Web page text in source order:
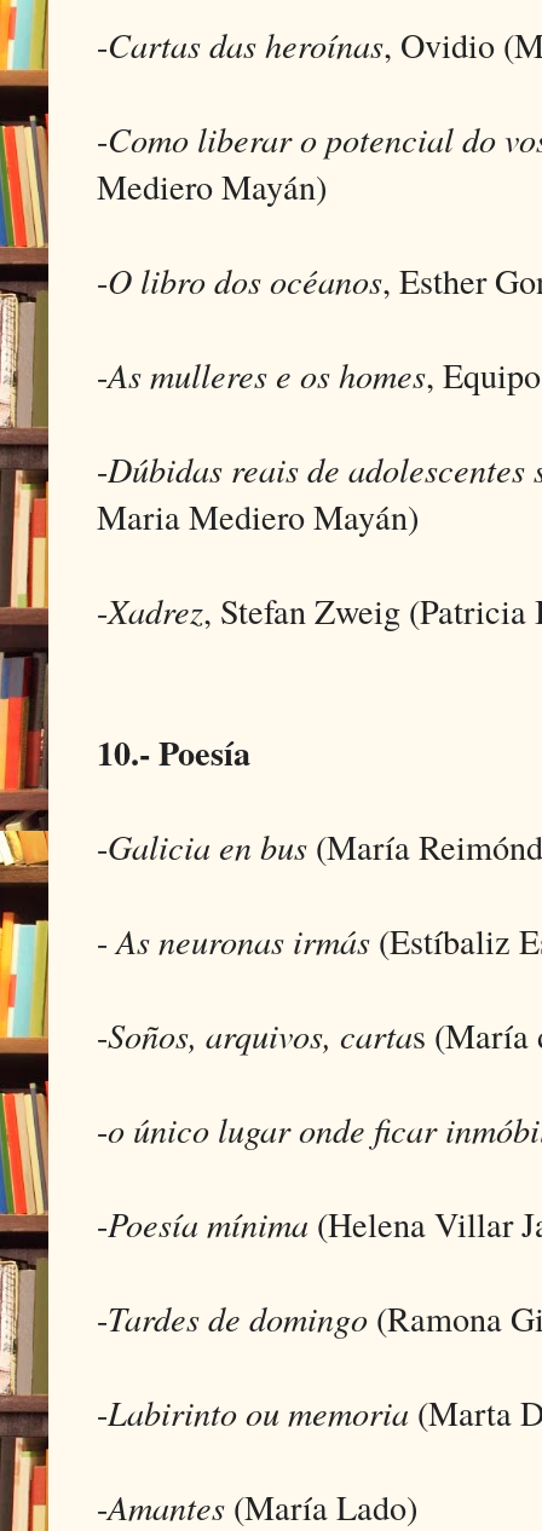
-Cartas das heroínas, Ovidio
-Como liberar o potencial do
Mediero Mayán)
-O libro dos océanos, Esther
-As mulleres e os homes,
-Dúbidas reais de adolescentes
Maria Mediero Mayán)
-Xadrez, Stefan Zweig (Patricia
10.- Poesía
-Galicia en bus (María
-As neuronas irmás (Estíbaliz
-Soños, arquivos, cartas (María
-o único lugar onde ficar
-Poesía mínima (Helena Villar
-Tardes de domingo (Ramona
-Labirinto ou memoria (Marta
-Amantes (María Lado)